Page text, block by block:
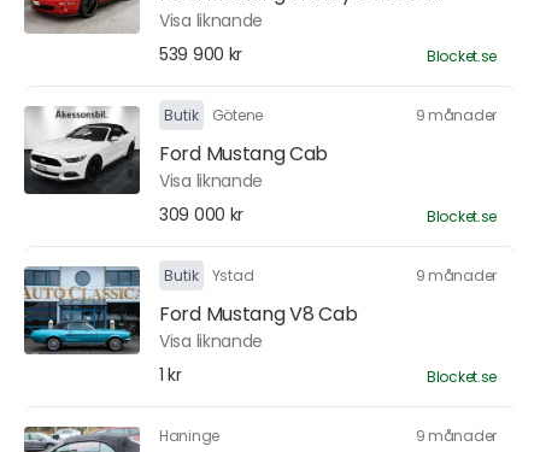
Visa liknande
539 900 kr
Blocket.se
Butik Götene 9 månader
Ford Mustang Cab
Visa liknande
309 000 kr
Blocket.se
Butik Ystad 9 månader
Ford Mustang V8 Cab
Visa liknande
1 kr
Blocket.se
Haninge 9 månader